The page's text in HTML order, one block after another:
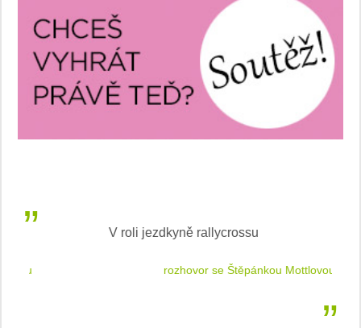
V roli jezdkyně rallycrossu
rozhovor se Štěpánkou Mottlovou